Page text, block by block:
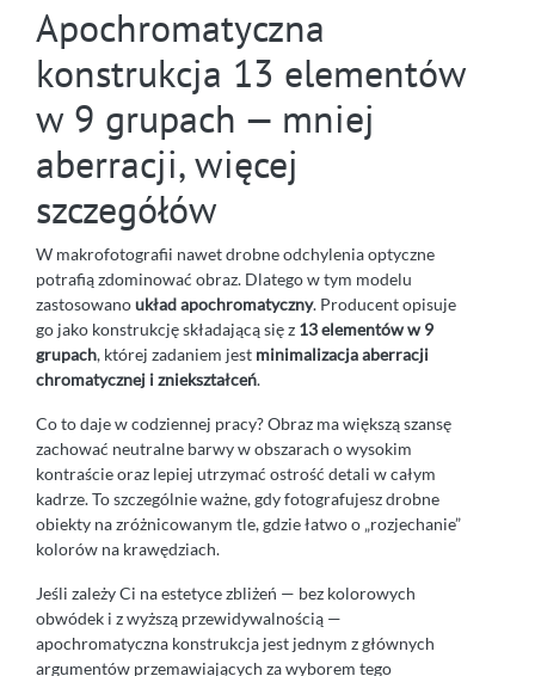
Apochromatyczna
konstrukcja 13 elementów
w 9 grupach — mniej
aberracji, więcej
szczegółów
W makrofotografii nawet drobne odchylenia optyczne
potrafią zdominować obraz. Dlatego w tym modelu
zastosowanoukład apochromatyczny. Producent opisuje
go jako konstrukcję składającą się z 13 elementów w 9
grupach, której zadaniem jest minimalizacja aberracji
chromatycznej i zniekształceń.
Co to daje w codziennej pracy? Obraz ma większą szansę
zachować neutralne barwy w obszarach o wysokim
kontraście oraz lepiej utrzymać ostrość detali w całym
kadrze. To szczególnie ważne, gdy fotografujesz drobne
obiekty na zróżnicowanym tle, gdzie łatwo o „rozjechanie”
kolorów na krawędziach.
Jeśli zależy Ci na estetyce zbliżeń — bez kolorowych
obwódek i z wyższą przewidywalnością —
apochromatyczna konstrukcja jest jednym z głównych
argumentów przemawiających za wyborem tego